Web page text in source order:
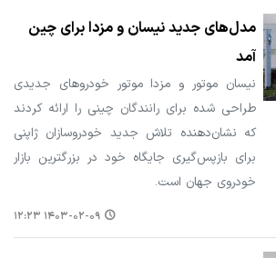
مدل‌های جدید نیسان و مزدا برای چین
آمد
نیسان موتور و مزدا موتور خودروهای جدیدی
طراحی شده برای رانندگان چینی را ارائه کردند
که نشان‌دهنده تلاش جدید خودروسازان ژاپنی
برای بازپس‌گیری جایگاه خود در بزرگترین بازار
خودروی جهان است.
۱۴۰۳-۰۲-۰۹ ۱۲:۲۳